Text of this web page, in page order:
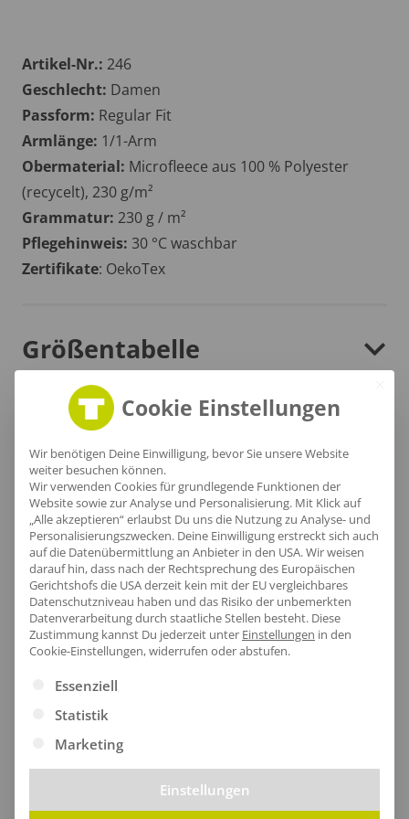
Artikel-Nr.: 246
Geschlecht: Damen
Passform: Regular Fit
Armlänge: 1/1-Arm
Obermaterial: Microfleece aus 100 % Polyester
(recycelt), 230 g/m²
Grammatur: 230 g / m²
Pflegehinweis: 30 °C waschbar
Zertifikate: OekoTex
Größentabelle
Lieferzeit
[jgm-review-widget]
Kundenprojekte
Kombi Produkte
Cookie Einstellungen
Wir benötigen Deine Einwilligung, bevor Sie unsere Website
weiter besuchen können.
Wir verwenden Cookies für grundlegende Funktionen der
Website sowie zur Analyse und Personalisierung. Mit Klick auf
„Alle akzeptieren“ erlaubst Du uns die Nutzung zu Analyse- und
Personalisierungszwecken. Deine Einwilligung erstreckt sich auch
auf die Datenübermittlung an Anbieter in den USA. Wir weisen
darauf hin, dass nach der Rechtsprechung des Europäischen
Gerichtshofs die USA derzeit kein mit der EU vergleichbares
Datenschutzniveau haben und das Risiko der unbemerkten
Datenverarbeitung durch staatliche Stellen besteht. Diese
Zustimmung kannst Du jederzeit unter Einstellungen in den
Cookie-Einstellungen, widerrufen oder abstufen.
Es folgt eine Liste der Service-Gruppen, für die eine
Essenziell
Statistik
Marketing
Einstellungen